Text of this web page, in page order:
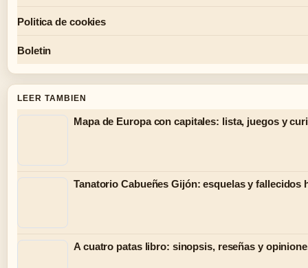
Politica de cookies
Boletin
LEER TAMBIEN
Mapa de Europa con capitales: lista, juegos y
Tanatorio Cabueñes Gijón: esquelas y fallecidos
A cuatro patas libro: sinopsis, reseñas y